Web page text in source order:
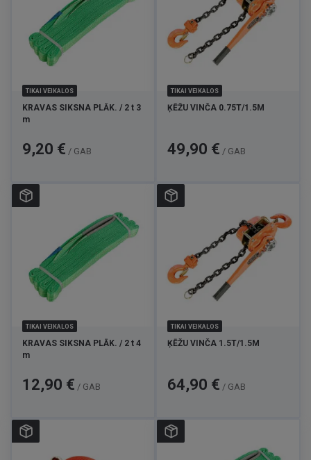
TIKAI VEIKALOS
KRAVAS SIKSNA PLĀK. / 2 t 3
m
Cena
9,20 € / GAB
TIKAI VEIKALOS
ĶĒŽU VINČA 0.75T/1.5M
Cena
49,90 € / GAB
TIKAI VEIKALOS
KRAVAS SIKSNA PLĀK. / 2 t 4
m
Cena
12,90 € / GAB
TIKAI VEIKALOS
ĶĒŽU VINČA 1.5T/1.5M
Cena
64,90 € / GAB